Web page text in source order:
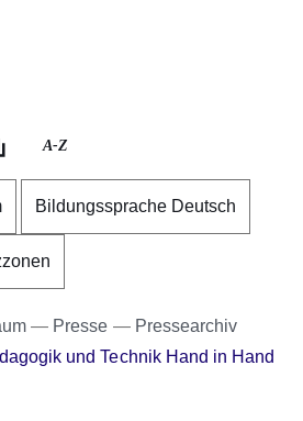
A-Z
Bildungssprache Deutsch
Presse
Pressearchiv
und Technik Hand in Hand